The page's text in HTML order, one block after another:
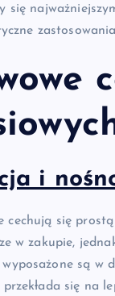
się
i
cechują się prostą
w zakupie,
są w
się na